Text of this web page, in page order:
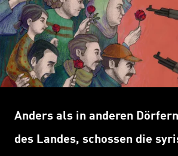
Anders als in anderen
des Landes, schossen die